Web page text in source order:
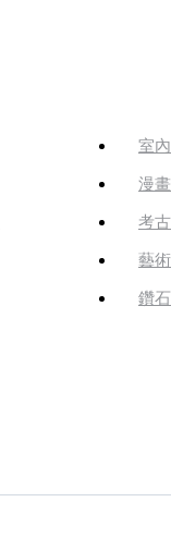
室
漫
考
藝術
鑽